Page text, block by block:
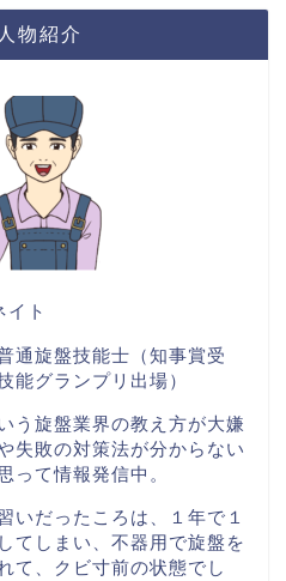
物紹介
イト
通旋盤技能士（知事賞受
能グランプリ出場）
う旋盤業界の教え方が大嫌
失敗の対策法が分からない
って情報発信中。
いだったころは、１年で１
てしまい、不器用で旋盤を
て、クビ寸前の状態でし